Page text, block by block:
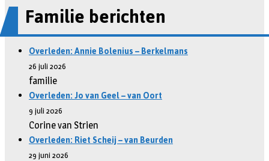
Familie berichten
Overleden: Annie Bolenius – Berkelmans
26 juli 2026
familie
Overleden: Jo van Geel – van Oort
9 juli 2026
Corine van Strien
Overleden: Riet Scheij – van Beurden
29 juni 2026